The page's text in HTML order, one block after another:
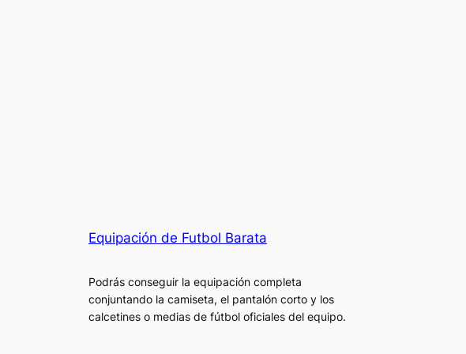
Equipación de Futbol Barata
Podrás conseguir la equipación completa
conjuntando la camiseta, el pantalón corto y los
calcetines o medias de fútbol oficiales del equipo.